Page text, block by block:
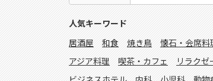
人気キーワード
居酒屋
和食 焼き鳥 懐石・会席料
アジア料理
喫茶・カフェ リラクゼ